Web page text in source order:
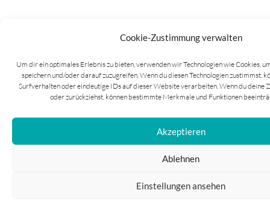
Cookie-Zustimmung verwalten
Um dir ein optimales Erlebnis zu bieten, verwenden wir Technologien wie Cookies,
speichern und/oder darauf zuzugreifen. Wenn du diesen Technologien zustimmst,
Surfverhalten oder eindeutige IDs auf dieser Website verarbeiten. Wenn du deine
oder zurückziehst, können bestimmte Merkmale und Funktionen
Akzeptieren
Ablehnen
Einstellungen ansehen